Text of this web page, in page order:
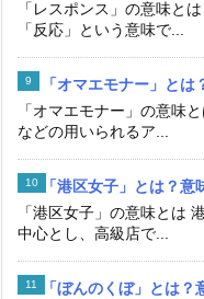
「レスポンス」の意味と
「反応」という意味で...
「オマエモナー」と
「オマエモナー」の意味
などの用いられるア...
「港区女子」とは？意
「港区女子」の意味とは
中心とし、高級店で...
「ぼんのくぼ」とは？